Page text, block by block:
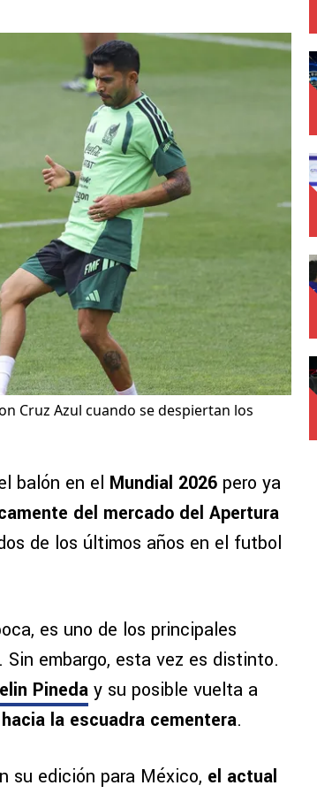
Cruz Azul cuando se despiertan los
balón en el Mundial 2026 pero ya
del mercado del Apertura
de los últimos años en el futbol
es uno de los principales
embargo, esta vez es distinto.
Pineda y su posible vuelta a
la escuadra cementera.
su edición para México, el actual